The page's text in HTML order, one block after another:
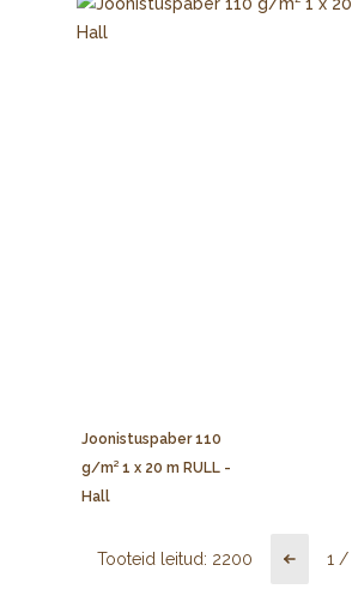
Joonistuspaber 110
g/m² 1 x 20 m RULL -
Hall
Tooteid leitud: 2200 1 /